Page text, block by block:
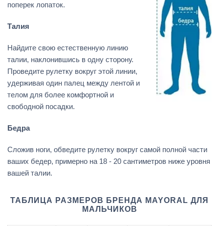
поперек лопаток.
Талия
Найдите свою естественную линию
талии, наклонившись в одну сторону.
Проведите рулетку вокруг этой линии,
удерживая один палец между лентой и
телом для более комфортной и
свободной посадки.
Бедра
Сложив ноги, обведите рулетку вокруг самой полной части
ваших бедер, примерно на 18 - 20 сантиметров ниже уровня
вашей талии.
ТАБЛИЦА РАЗМЕРОВ БРЕНДА MAYORAL ДЛЯ
МАЛЬЧИКОВ